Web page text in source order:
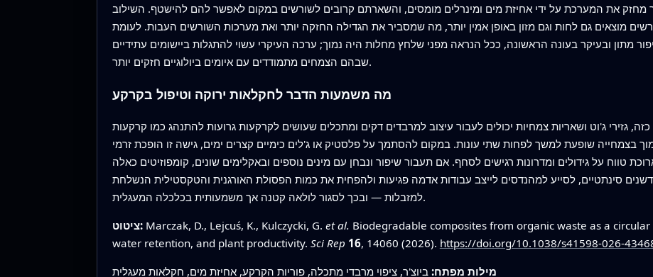
מחזק את המערכת על ידי אחיזת מים ומינרלים מומסים, והשארתם קרובים לשורשים במקום לאפשר להם להישטף. השילוב
מוצאים גם לחות וגם מזון באופן אמין יותר, מה שמסביר את הגדילה החזקה יותר ואת מערכות השורשים העבות. לעומת
מתון ובעיקר בעונה הראשונה, ככל הנראה מפני שלחץ מחלות היה נמוך; ערכה העיקרי עשוי להתגלות ביישומים עתידיים
שבהם הצמחים מתמודדים עם איומים ביולוגיים חזקים יותר.
מה משמעות הדבר לחקלאות ירוקה וטיפול בקרקע
גזירי ג'וט ושאריות צמחיות יכולים לעבור עיצוב למרבדים דקים ומתכלים שעושים לקרקעות גרועות להתנהג כמו קרקעות
בצמחייה שופעת למשך לפחות שתי עונות. במקום להסתמך על פלסטיק או ג'לים כימיים קצרים ימים, גישה זו הופכת זרמי
טווח על גידולים ומדרונות רגישים לסחף. אם תעבור שיפור ונבחן עם מינים נוספים ובאקלימים שונים, קומפוזיטים כאלה
סינתטיים, לסייע למהנדסים לייצב עבודות אדמה פגיעות ולהפחית את כמות הפסולת האורגנית והטקסטילית הנשלחת
למזבלות — ובכך לסגור לולאה קטנה אך משמעותית בכלכלה המעגלית.
ציטוט: Marczak, D., Lejcuś, K., Kulczycki, G. et al. Biodegradable composites from organic waste as a
water retention, and plant productivity. Sci Rep 16, 14060 (2026). https://doi.org/10.1038/s41598-026-
מילות מפתח:ביוצ'ר, ציפוי מרבדי מתכלה, פוריות הקרקע, אחיזת מים, חקלאות מעגלית